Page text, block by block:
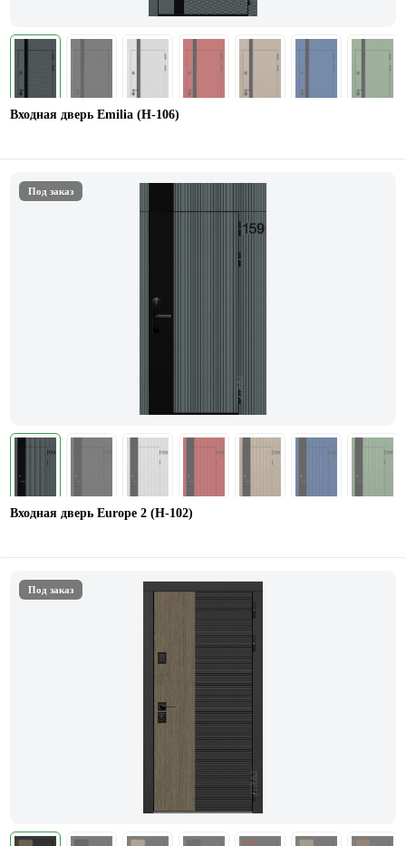
Входная дверь Emilia (H-106)
Под заказ
Входная дверь Europe 2 (Н-102)
Под заказ